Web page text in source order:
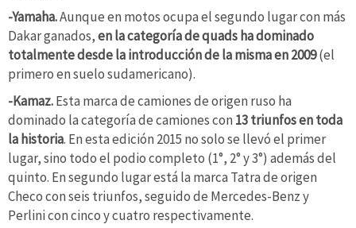
-Yamaha.Aunque en motos ocupa el segundo lugar con más
Dakar ganados,en la categoría de quads ha dominado
totalmente desde la introducción de la misma en 2009(el
primero en suelo sudamericano).
-Kamaz.Esta marca de camiones de origen ruso ha
dominado la categoría de camiones con 13 triunfos en toda
la historia. En esta edición 2015 no solo se llevó el primer
lugar, sino todo el podio completo (1°, 2° y 3°) además del
quinto. En segundo lugar está la marca Tatra de origen
Checo con seis triunfos, seguido de Mercedes-Benz y
Perlini con cinco y cuatro respectivamente.